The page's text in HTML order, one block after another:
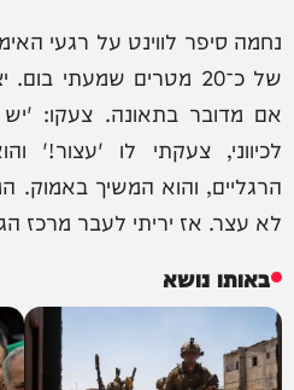
נחמה סיפר לווינט על רגעי
של כ־20 מטרים שמעתי
אם מדובר בתאונה. צעקו: 'יש
לכיווני, צעקתי לו 'עצור!'
הרגליים, והוא המשיך באמוק.
לא עצר. אז יריתי לעבר מרכז
באותו נושא